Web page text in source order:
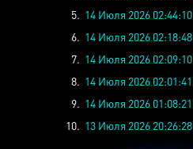
5. 14 Июля 2026 02:44:10
6. 14 Июля 2026 02:18:48
7. 14 Июля 2026 02:09:10
8. 14 Июля 2026 02:01:41
9. 14 Июля 2026 01:08:21
10. 13 Июля 2026 20:26:28